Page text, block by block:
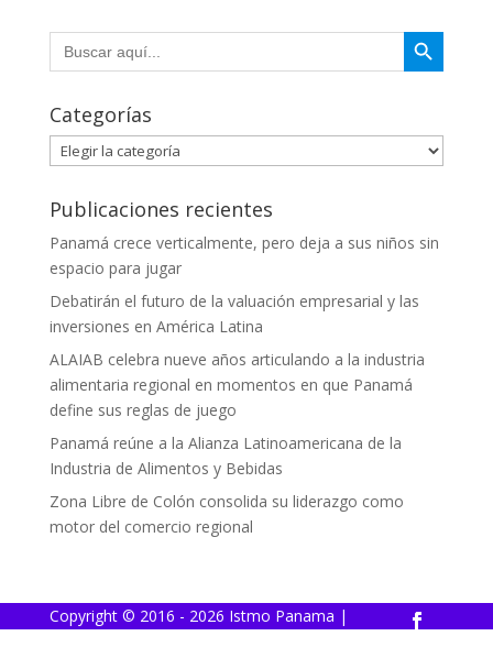
Buscar: Botón de búsqueda
Categorías
Categorías
Publicaciones recientes
Panamá crece verticalmente, pero deja a sus niños sin
espacio para jugar
Debatirán el futuro de la valuación empresarial y las
inversiones en América Latina
ALAIAB celebra nueve años articulando a la industria
alimentaria regional en momentos en que Panamá
define sus reglas de juego
Panamá reúne a la Alianza Latinoamericana de la
Industria de Alimentos y Bebidas
Zona Libre de Colón consolida su liderazgo como
motor del comercio regional
Copyright © 2016 - 2026 Istmo Panama |